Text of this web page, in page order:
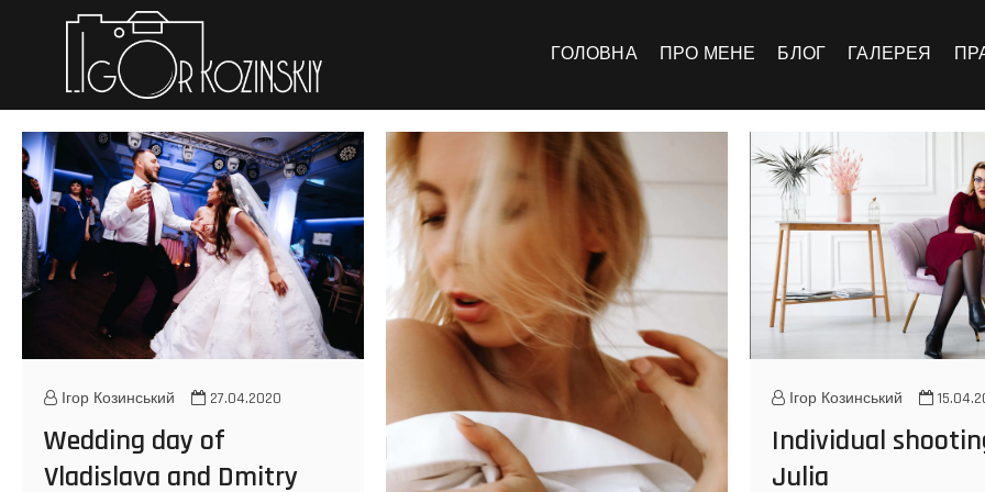
Iгор Козинський
ГОЛОВНА ПРО МЕНЕ БЛОГ ГАЛЕРЕЯ
Ігор Козинський 27.04.2020
Wedding day of
Vladislava and Dmitry
Ігор Козинський
Individual
Julia